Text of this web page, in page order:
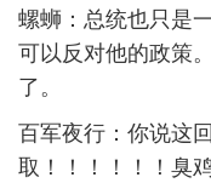
螺蛳：总统也只是
可以反对他的政策
了。
百军夜行：你说这
取！！！！！！臭